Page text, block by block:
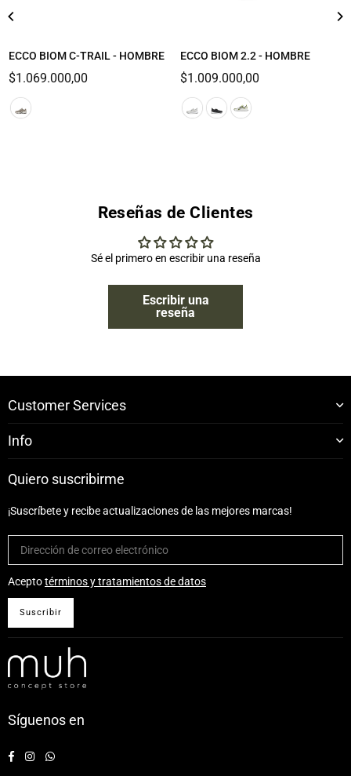
ECCO BIOM C-TRAIL - HOMBRE
Precio
$1.069.000,00
ECCO BIOM 2.2 - HOMBRE
Precio
$1.009.000,00
Reseñas de Clientes
Sé el primero en escribir una reseña
Escribir una
reseña
Customer Services
Info
Quiero suscribirme
¡Suscríbete y recibe actualizaciones de las mejores marcas!
Aceptotérminos y tratamientos de datos
Suscribir
Síguenos en
FacebookInstagram
Whatsapp